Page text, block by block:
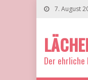
7. August
Der ehrliche